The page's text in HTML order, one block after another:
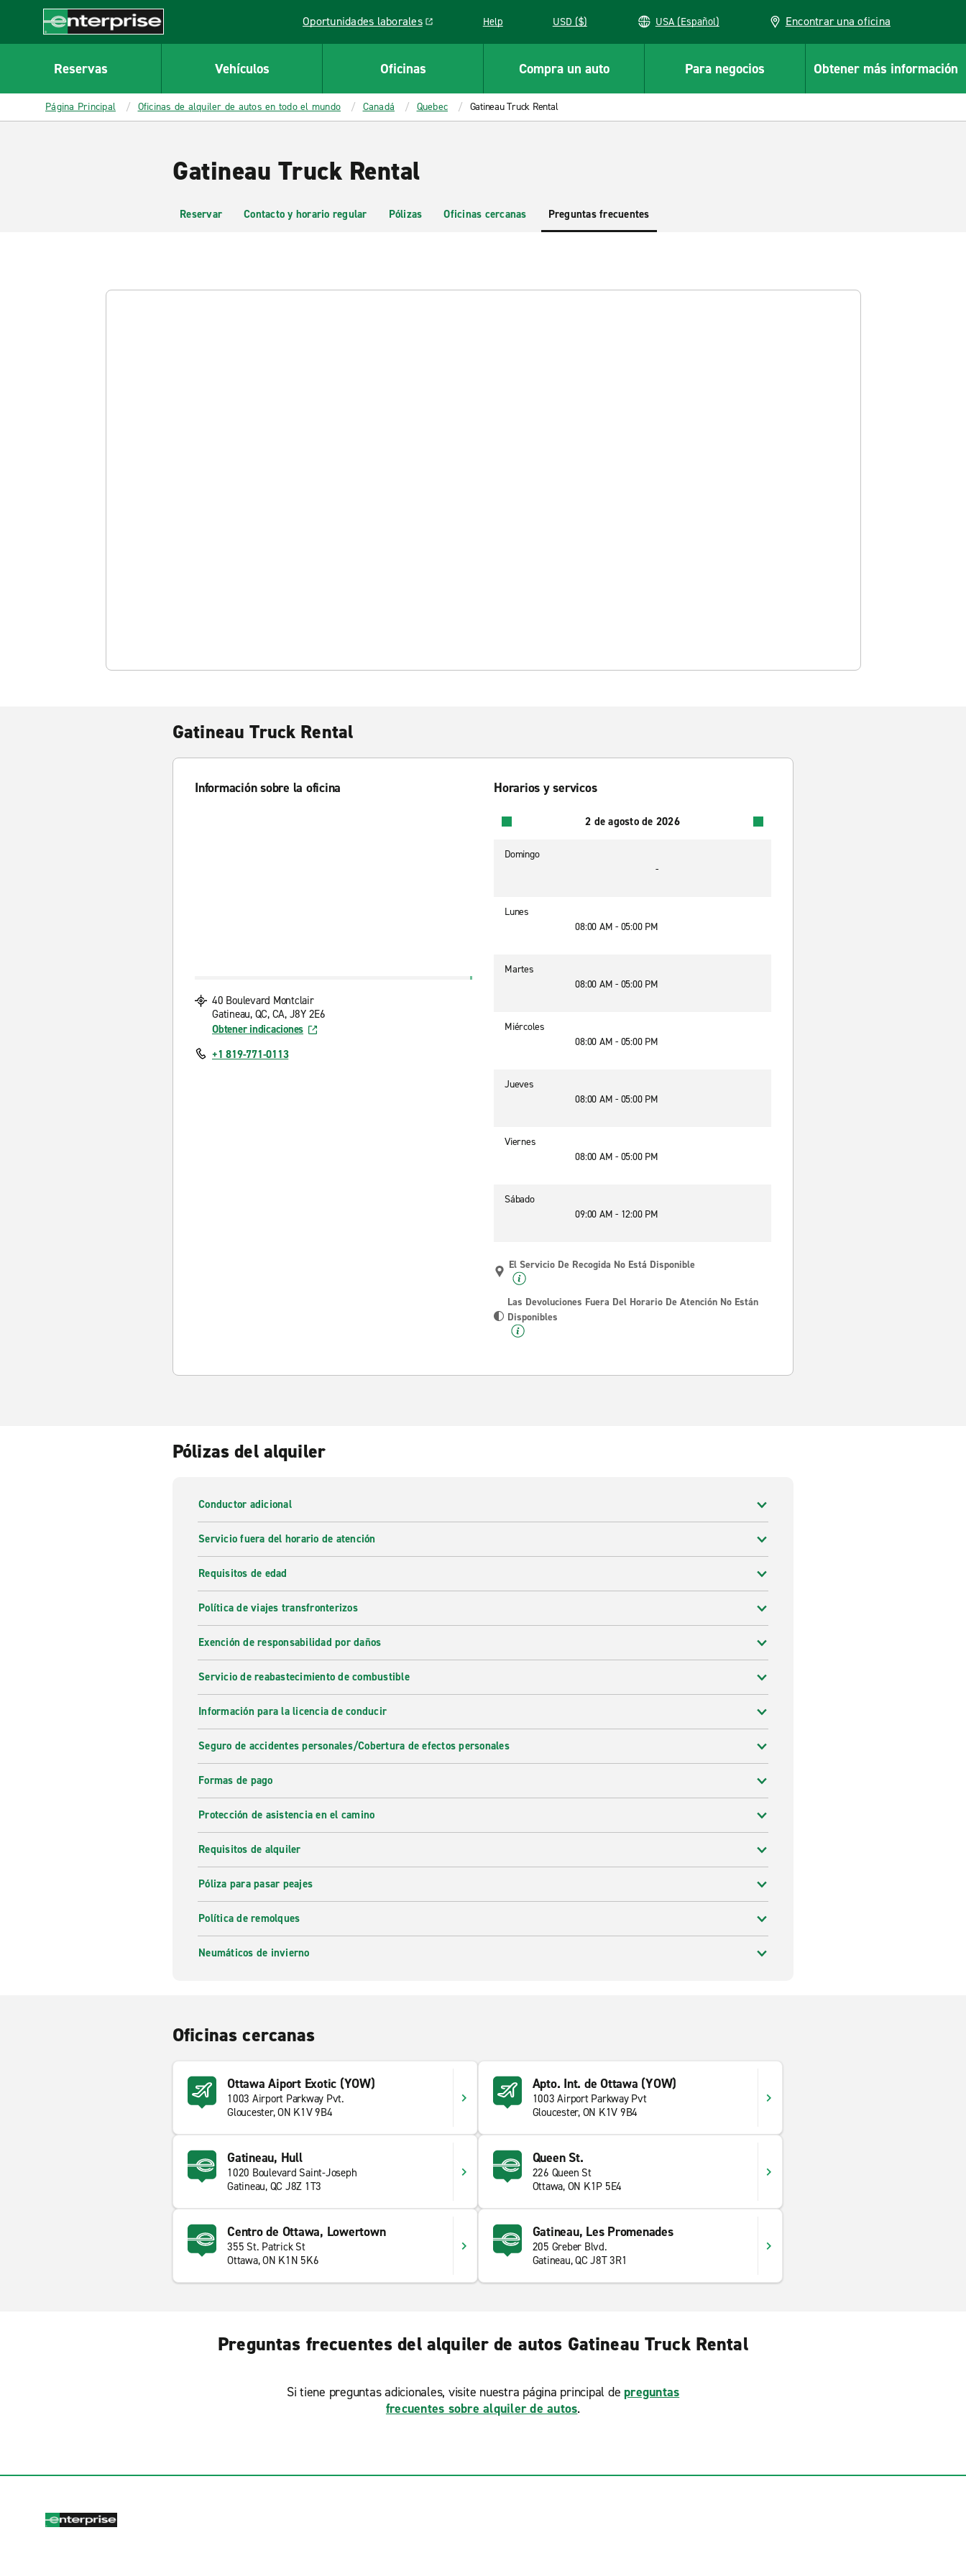
CONTENT
Enterprise
Oportunidades laborales
Link opens in a new window Help USD ($) USA (Español) Encontrar una oficina
Reservas Vehículos Oficinas Compra un auto Para negocios Obtener más información
Página Principal Oficinas de alquiler de autos en todo el mundo Canadá Quebec Gatineau Truck Rental
Gatineau Truck Rental
Reservar Contacto y horario regular Pólizas Oficinas cercanas Preguntas frecuentes
Gatineau Truck Rental
Información sobre la oficina
40 Boulevard Montclair
Gatineau, QC, CA, J8Y 2E6
Obtener indicaciones
+1 819-771-0113
Horarios y servicos
2 de agosto de 2026
Domingo
-
Lunes
08:00 AM - 05:00 PM
Martes
08:00 AM - 05:00 PM
Miércoles
08:00 AM - 05:00 PM
Jueves
08:00 AM - 05:00 PM
Viernes
08:00 AM - 05:00 PM
Sábado
09:00 AM - 12:00 PM
El Servicio De Recogida No Está Disponible
Las Devoluciones Fuera Del Horario De Atención No Están
Disponibles
Pólizas del alquiler
Conductor adicional
Servicio fuera del horario de atención
Requisitos de edad
Política de viajes transfronterizos
Exención de responsabilidad por daños
Servicio de reabastecimiento de combustible
Información para la licencia de conducir
Seguro de accidentes personales/Cobertura de efectos personales
Formas de pago
Protección de asistencia en el camino
Requisitos de alquiler
Póliza para pasar peajes
Política de remolques
Neumáticos de invierno
Oficinas cercanas
Ottawa Aiport Exotic (YOW)
1003 Airport Parkway Pvt.
Gloucester, ON K1V 9B4
Apto. Int. de Ottawa (YOW)
1003 Airport Parkway Pvt
Gloucester, ON K1V 9B4
Gatineau, Hull
1020 Boulevard Saint-Joseph
Gatineau, QC J8Z 1T3
Queen St.
226 Queen St
Ottawa, ON K1P 5E4
Centro de Ottawa, Lowertown
355 St. Patrick St
Ottawa, ON K1N 5K6
Gatineau, Les Promenades
205 Greber Blvd.
Gatineau, QC J8T 3R1
Preguntas frecuentes del alquiler de autos Gatineau Truck Rental
Si tiene preguntas adicionales, visite nuestra página principal de preguntas
frecuentes sobre alquiler de autos.